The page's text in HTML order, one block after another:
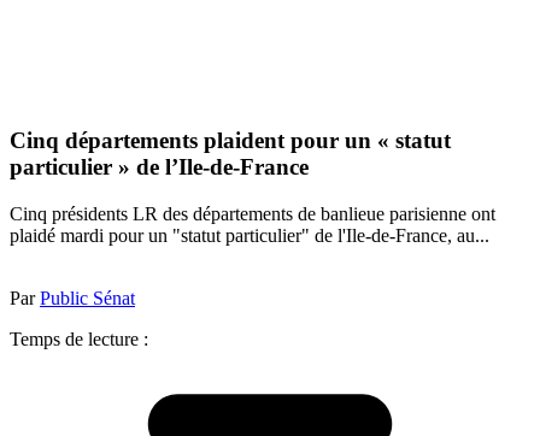
Cinq départements plaident pour un « statut
particulier » de l’Ile-de-France
Cinq présidents LR des départements de banlieue parisienne ont
plaidé mardi pour un "statut particulier" de l'Ile-de-France, au...
ParPublic Sénat
Temps de lecture :